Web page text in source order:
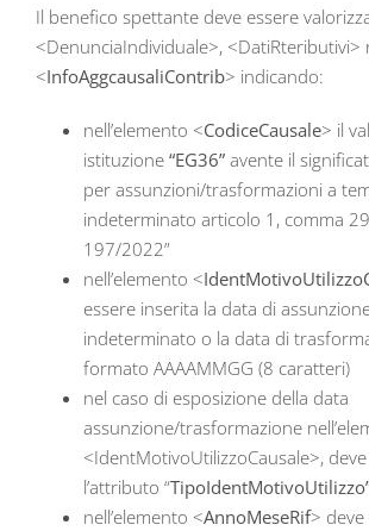
Il benefico spettante deve essere
<DenunciaIndividuale>, <DatiRteributivi>
<InfoAggcausaliContrib> indicando:
nell’elemento <CodiceCausale> il
istituzione “EG36”avente il
per assunzioni/trasformazioni a
indeterminato articolo 1, comma
197/2022”
nell’elemento <
essere inserita la data di
indeterminato o la data di
formato AAAAMMGG (8 caratteri)
nel caso di esposizione della data
assunzione/trasformazione
<IdentMotivoUtilizzoCausale>,
l’attributo “
nell’elemento <AnnoMeseRif>